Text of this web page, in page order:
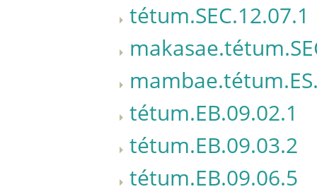
tétum.SEC.12.07.1
tétum.EB.09.02.1
tétum.EB.09.03.2
tétum.EB.09.06.5